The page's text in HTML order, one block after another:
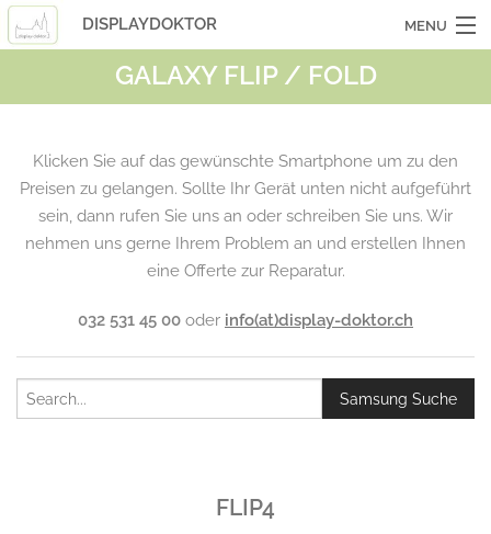
DISPLAYDOKTOR MENU
OCASSIONSGERÄTE
TABLETS
LAPTOPS
GALAXY FLIP / FOLD
Klicken Sie auf das gewünschte Smartphone um zu den
Preisen zu gelangen. Sollte Ihr Gerät unten nicht aufgeführt
sein, dann rufen Sie uns an oder schreiben Sie uns. Wir
nehmen uns gerne Ihrem Problem an und erstellen Ihnen
eine Offerte zur Reparatur.
032 531 45 00 oder info(at)display-doktor.ch
FLIP4